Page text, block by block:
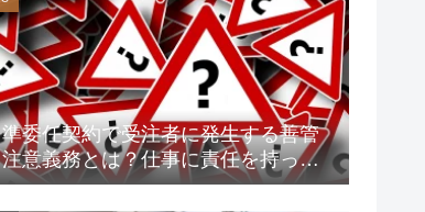
準委任契約で受注者に発生する善管
注意義務とは？仕事に責任を持って
トラブルを未然に防ごう！